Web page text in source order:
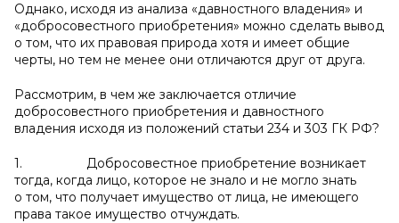
Однако, исходя из анализа «давностного владения» и
«добросовестного приобретения» можно сделать вывод
о том, что их правовая природа хотя и имеет общие
черты, но тем не менее они отличаются друг от друга.
Рассмотрим, в чем же заключается отличие
добросовестного приобретения и давностного
владения исходя из положений статьи 234 и 303 ГК РФ?
1. Добросовестное приобретение возникает
тогда, когда лицо, которое не знало и не могло знать
о том, что получает имущество от лица, не имеющего
права такое имущество отчуждать.